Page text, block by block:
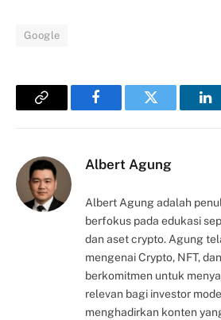
Google
Copy
FacebookTwitter
Albert Agung
Albert Agung adalah
berfokus pada edukasi
dan aset crypto. Agung
mengenai Crypto, NFT,
berkomitmen untuk
relevan bagi investor
menghadirkan konten